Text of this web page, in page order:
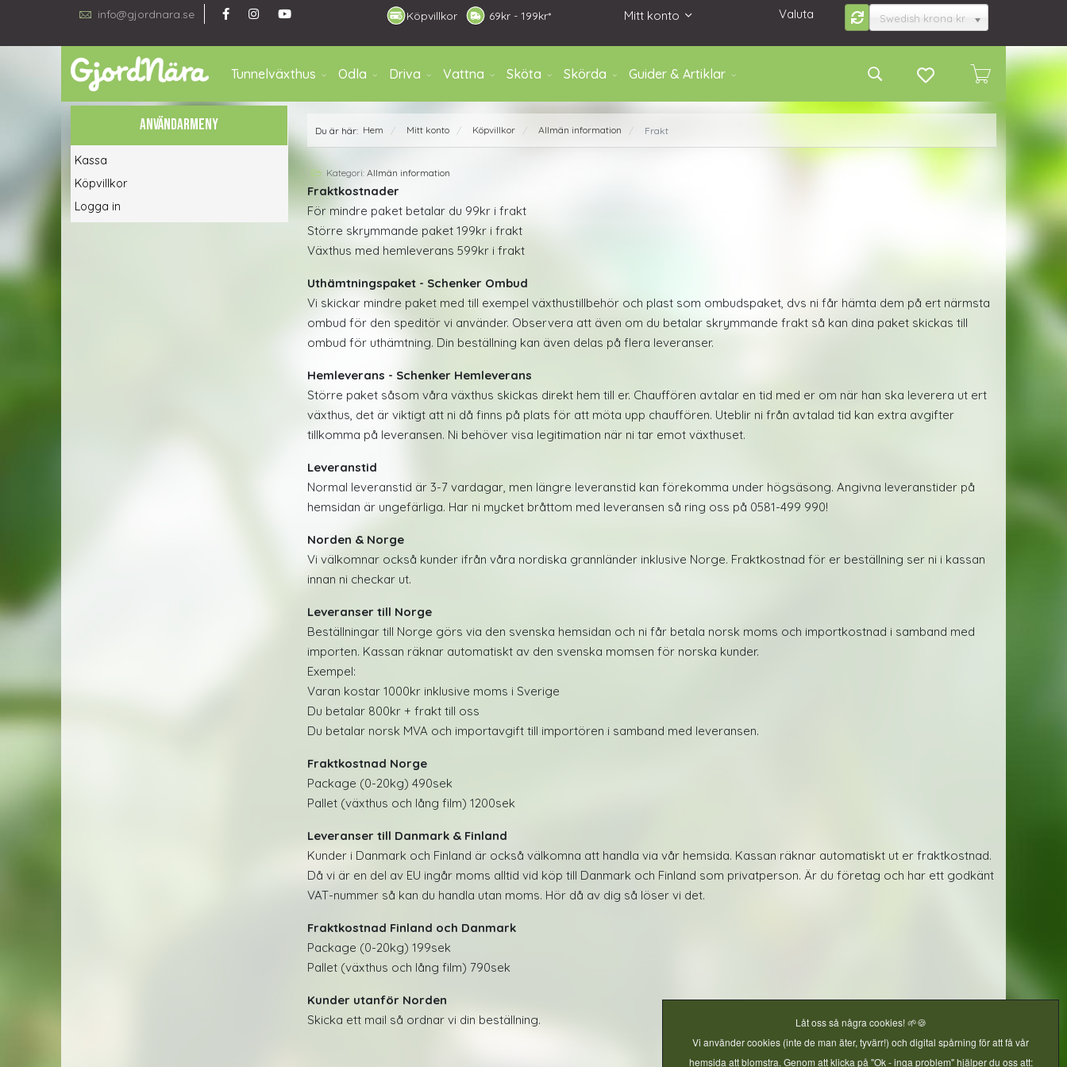
info@gjordnara.se Mitt konto
69kr - 199kr*
Köpvillkor Valuta Swedish krona kr
Tunnelväxthus Odla Driva Vattna Sköta Skörda Guider & Artiklar
ANVÄNDARMENY
Kassa
Köpvillkor
Logga in
Du är här: Hem / Mitt konto / Köpvillkor / Allmän information / Frakt
Kategori: Allmän information
Fraktkostnader
För mindre paket betalar du 99kr i frakt
Större skrymmande paket 199kr i frakt
Växthus med hemleverans 599kr i frakt
Uthämtningspaket - Schenker Ombud
Vi skickar mindre paket med till exempel växthustillbehör och plast som ombudspaket, dvs ni får hämta dem på ert närmsta
ombud för den speditör vi använder. Observera att även om du betalar skrymmande frakt så kan dina paket skickas till
ombud för uthämtning. Din beställning kan även delas på flera leveranser.
Hemleverans - Schenker Hemleverans
Större paket såsom våra växthus skickas direkt hem till er. Chauffören avtalar en tid med er om när han ska leverera ut ert
växthus, det är viktigt att ni då finns på plats för att möta upp chauffören. Uteblir ni från avtalad tid kan extra avgifter
tillkomma på leveransen. Ni behöver visa legitimation när ni tar emot växthuset.
Leveranstid
Normal leveranstid är 3-7 vardagar, men längre leveranstid kan förekomma under högsäsong. Angivna leveranstider på
hemsidan är ungefärliga. Har ni mycket bråttom med leveransen så ring oss på 0581-499 990!
Norden & Norge
Vi välkomnar också kunder ifrån våra nordiska grannländer inklusive Norge. Fraktkostnad för er beställning ser ni i kassan
innan ni checkar ut.
Leveranser till Norge
Beställningar till Norge görs via den svenska hemsidan och ni får betala norsk moms och importkostnad i samband med
importen. Kassan räknar automatiskt av den svenska momsen för norska kunder.
Exempel:
Varan kostar 1000kr inklusive moms i Sverige
Du betalar 800kr + frakt till oss
Du betalar norsk MVA och importavgift till importören i samband med leveransen.
Fraktkostnad Norge
Package (0-20kg) 490sek
Pallet (växthus och lång film) 1200sek
Leveranser till Danmark & Finland
Kunder i Danmark och Finland är också välkomna att handla via vår hemsida. Kassan räknar automatiskt ut er fraktkostnad.
Då vi är en del av EU ingår moms alltid vid köp till Danmark och Finland som privatperson. Är du företag och har ett godkänt
VAT-nummer så kan du handla utan moms. Hör då av dig så löser vi det.
Fraktkostnad Finland och Danmark
Package (0-20kg) 199sek
Pallet (växthus och lång film) 790sek
Kunder utanför Norden
Skicka ett mail så ordnar vi din beställning.
Låt oss så några cookies! 🌱🍪
Vi använder cookies (inte de man äter, tyvärr!) och digital spårning för att få vår
hemsida att blomstra. Genom att klicka på "Ok - inga problem" hjälper du oss att: